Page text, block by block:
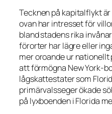
Tecknen på kapitalflykt
ovan har intresset för
bland stadens rika
förorter har lägre eller
mer oroande ur
att förmögna New York-
lågskattestater som
primärvalsseger ökade
på lyxboenden i Florida